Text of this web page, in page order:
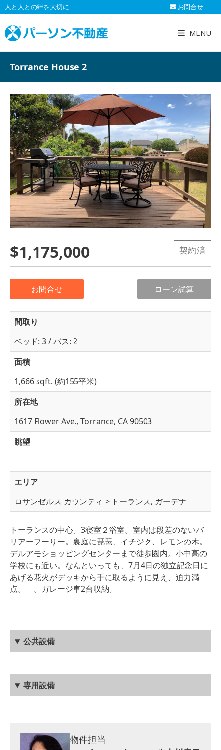
コ
ン
テ
ン
ツ
人と人との絆を大切に お問合せ
MENU
Torrance House 2
$1,175,000 契約済
お問合せ ローン試算
間取り
ベッド: 3 / バス: 2
面積
1,666 sqft. (約155平米)
所在地
1617 Flower Ave., Torrance, CA 90503
眺望
エリア
ロサンゼルス カウンティ > トーランス, ガーデナ
トーランスの中心。3寝室２浴室。室内は段差のないバ
リアーフーりー。裏庭に琵琶、イチジク、レモンの木。
デルアモショッピングセンターまで徒歩圏内。小中高の
学校にも近い。なんといっても、7月4日の独立記念日に
あげる花火がデッキから手に取るように見え、迫力満
点。 。ガレージ車2台収納。
公共設備
専用設備
物件担当